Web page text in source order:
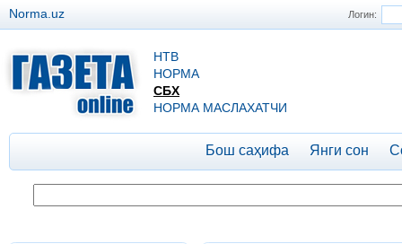
Логин:
Norma.uz
НТВ
НОРМА
СБХ
НОРМА МАСЛАХАТЧИ
Бош саҳифа Янги сон